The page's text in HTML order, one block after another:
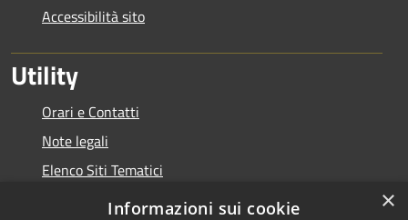
Accessibilità sito
Utility
Orari e Contatti
Note legali
Elenco Siti Tematici
×
Informazioni sui cookie